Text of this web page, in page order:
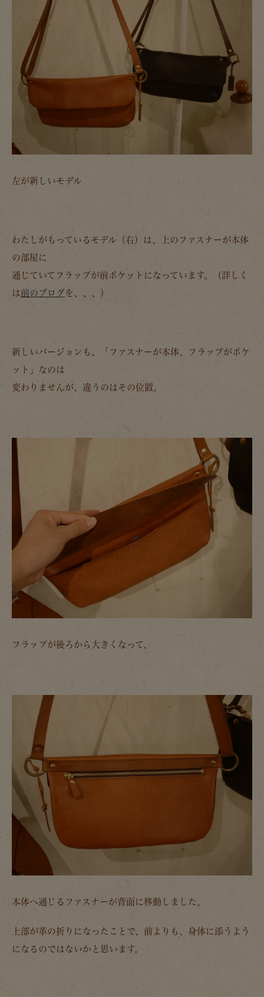
左が新しいモデル
わたしがもっているモデル（右）は、上のファスナーが本体
の部屋に
通じていてフラップが前ポケットになっています。（詳しく
は前のブログを、、、）
新しいバージョンも、「ファスナーが本体、フラップがポケ
ット」なのは
変わりませんが、違うのはその位置。
フラップが後ろから大きくなって、
本体へ通じるファスナーが背面に移動しました。
上部が革の折りになったことで、前よりも、身体に添うよう
になるのではないかと思います。